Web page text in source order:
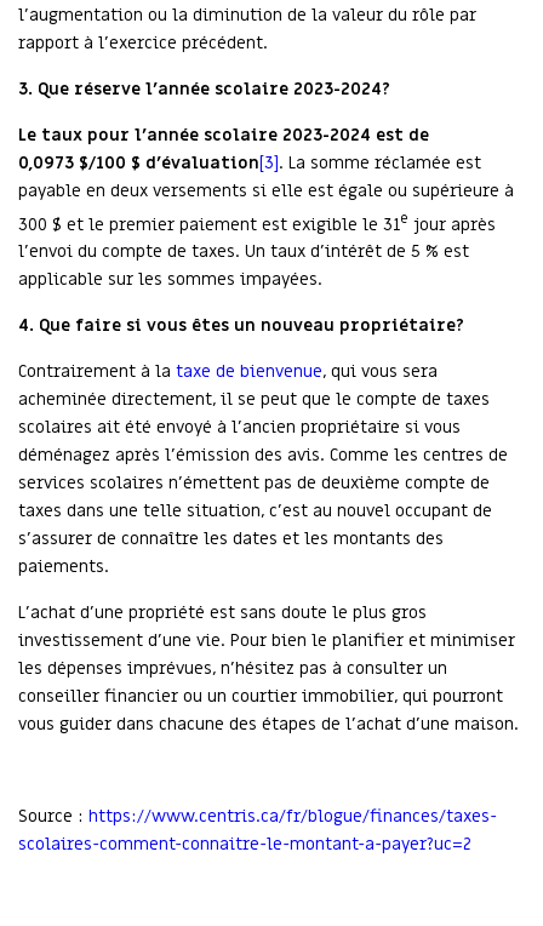
l’augmentation ou la diminution de la valeur du rôle par
rapport à l’exercice précédent.
3. Que réserve l’année scolaire 2023-2024?
Le taux pour l’année scolaire 2023-2024 est de
0,0973 $/100 $ d’évaluation[3]. La somme réclamée est
payable en deux versements si elle est égale ou supérieure à
300 $ et le premier paiement est exigible le 31e jour après
l’envoi du compte de taxes. Un taux d’intérêt de 5 % est
applicable sur les sommes impayées.
4. Que faire si vous êtes un nouveau propriétaire?
Contrairement à la taxe de bienvenue, qui vous sera
acheminée directement, il se peut que le compte de taxes
scolaires ait été envoyé à l’ancien propriétaire si vous
déménagez après l’émission des avis. Comme les centres de
services scolaires n’émettent pas de deuxième compte de
taxes dans une telle situation, c’est au nouvel occupant de
s’assurer de connaître les dates et les montants des
paiements.
L’achat d’une propriété est sans doute le plus gros
investissement d’une vie. Pour bien le planifier et minimiser
les dépenses imprévues, n’hésitez pas à consulter un
conseiller financier ou un courtier immobilier, qui pourront
vous guider dans chacune des étapes de l’achat d’une maison.
Source : https://www.centris.ca/fr/blogue/finances/taxes-
scolaires-comment-connaitre-le-montant-a-payer?uc=2